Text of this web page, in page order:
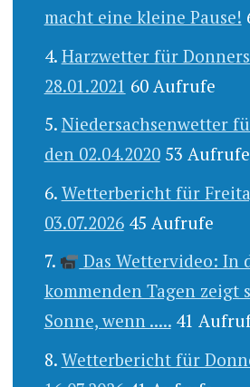
macht eine kleine Pause!
Harzwetter für
28.01.2021 60 Aufrufe
Niedersachsenwetter
den 02.04.2020 53 Aufrufe
Wetterbericht für
03.07.2026 45 Aufrufe
Das Wettervideo: In
kommenden Tagen zeigt
Sonne, wenn ..... 41
Wetterbericht für